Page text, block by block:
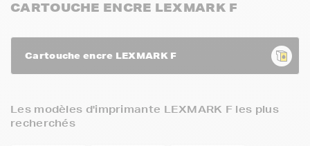
CARTOUCHE ENCRE LEXMARK F
Cartouche encre LEXMARK F
Les modèles d'imprimante LEXMARK F les plus
recherchés